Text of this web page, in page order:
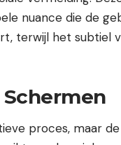
nuance die de
terwijl het subtiel
proces, maar